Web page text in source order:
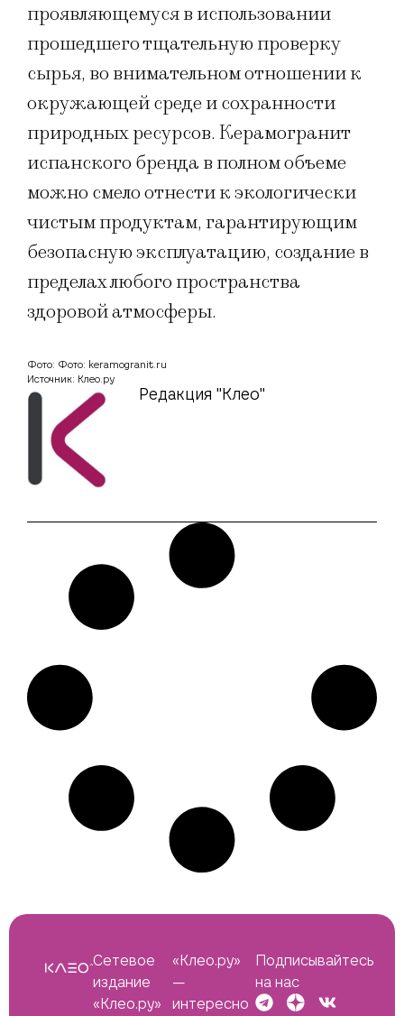
проявляющемуся в использовании
прошедшего тщательную проверку
сырья, во внимательном отношении к
окружающей среде и сохранности
природных ресурсов. Керамогранит
испанского бренда в полном объеме
можно смело отнести к экологически
чистым продуктам, гарантирующим
безопасную эксплуатацию, создание в
пределах любого пространства
здоровой атмосферы.
Редакция "Клео"
Фото: Фото: keramogranit.ru
Источник: Клео.ру
Сетевое
издание
«Клео.ру»
«Клео.ру»
—
интересно
Подписывайтесь
на нас